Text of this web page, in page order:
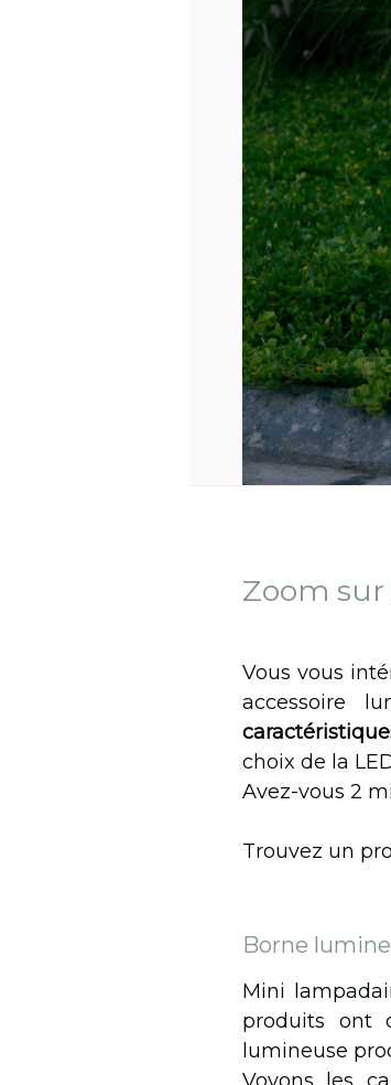
Zoom
Vous vous
accessoire
choix de la
Avez-vous 2
Trouvez un
Borne
Mini
produits ont
lumineuse